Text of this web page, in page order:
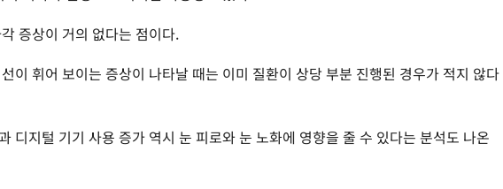
증상이 거의 없다는 점이다.
이 휘어 보이는 증상이 나타날 때는 이미 질환이 상당 부분 진행된 경우가 적지 않다
디지털 기기 사용 증가 역시 눈 피로와 눈 노화에 영향을 줄 수 있다는 분석도 나온